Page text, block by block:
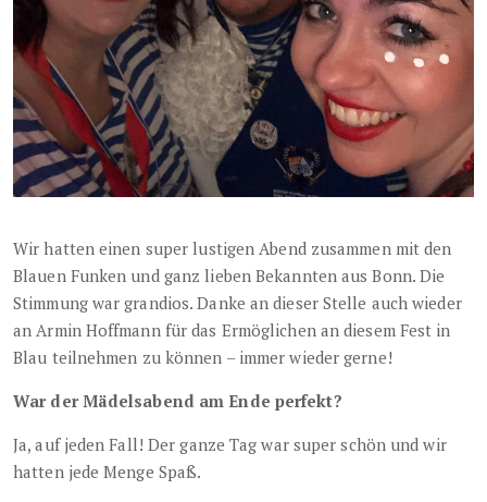
Wir hatten einen super lustigen Abend zusammen mit den
Blauen Funken und ganz lieben Bekannten aus Bonn. Die
Stimmung war grandios. Danke an dieser Stelle auch wieder
an Armin Hoffmann für das Ermöglichen an diesem Fest in
Blau teilnehmen zu können – immer wieder gerne!
War der Mädelsabend am Ende perfekt?
Ja, auf jeden Fall! Der ganze Tag war super schön und wir
hatten jede Menge Spaß.